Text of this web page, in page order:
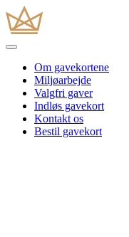
Om gavekortene
Miljøarbejde
Valgfri gaver
Indløs gavekort
Kontakt os
Bestil gavekort